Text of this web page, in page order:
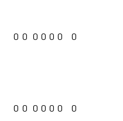
0 0 0 0 0 0 0
0 0 0 0 0 0 0